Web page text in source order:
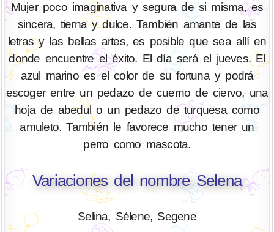
Mujer poco imaginativa y segura de si misma, es
sincera, tierna y dulce. También amante de las
letras y las bellas artes, es posible que sea allí en
donde encuentre el éxito. El día será el jueves. El
azul marino es el color de su fortuna y podrá
escoger entre un pedazo de cuerno de ciervo, una
hoja de abedul o un pedazo de turquesa como
amuleto. También le favorece mucho tener un
perro como mascota.
Variaciones del nombre Selena
Selina, Sélene, Segene